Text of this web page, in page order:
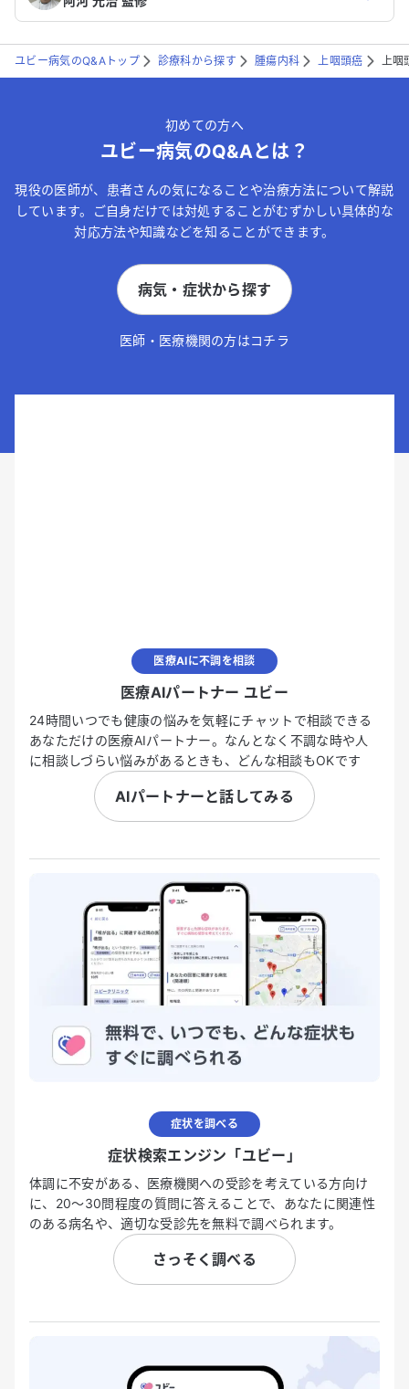
ユビー病気のQ&Aトップ 診療科から探す 腫瘍内科 上咽頭癌 上咽
初めての方へ
ユビー病気のQ&Aとは？
現役の医師が、患者さんの気になることや治療方法について解説
しています。ご自身だけでは対処することがむずかしい具体的な
対応方法や知識などを知ることができます。
病気・症状から探す
医師・医療機関の方はコチラ
医療AIに不調を相談
医療AIパートナー ユビー
24時間いつでも健康の悩みを気軽にチャットで相談できる
あなただけの医療AIパートナー。なんとなく不調な時や人
に相談しづらい悩みがあるときも、どんな相談もOKです
AIパートナーと話してみる
症状を調べる
症状検索エンジン「ユビー」
体調に不安がある、医療機関への受診を考えている方向け
に、20〜30問程度の質問に答えることで、あなたに関連性
のある病名や、適切な受診先を無料で調べられます。
さっそく調べる